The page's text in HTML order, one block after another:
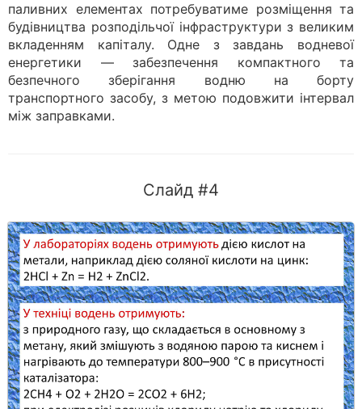
паливних елементах потребуватиме розміщення та
будівництва розподільчої інфраструктури з великим
вкладенням капіталу. Одне з завдань водневої
енергетики — забезпечення компактного та
безпечного зберігання водню на борту
транспортного засобу, з метою подовжити інтервал
між заправками.
Слайд #4